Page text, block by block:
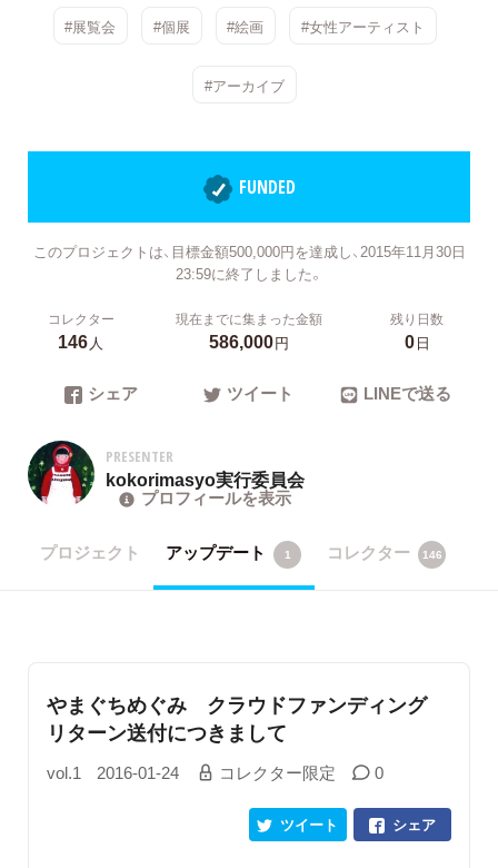
#展覧会 #個展 #絵画 #女性アーティスト
#アーカイブ
FUNDED
このプロジェクトは、目標金額500,000円を達成し、2015年11月30日
23:59に終了しました。
コレクター
146人
現在までに集まった金額
586,000円
残り日数
0日
シェア ツイート LINEで送る
PRESENTER
kokorimasyo実行委員会
プロフィールを表示
プロジェクト アップデート 1 コレクター 146
やまぐちめぐみ クラウドファンディング
リターン送付につきまして
vol.1 2016-01-24 コレクター限定 0
シェア
ツイート